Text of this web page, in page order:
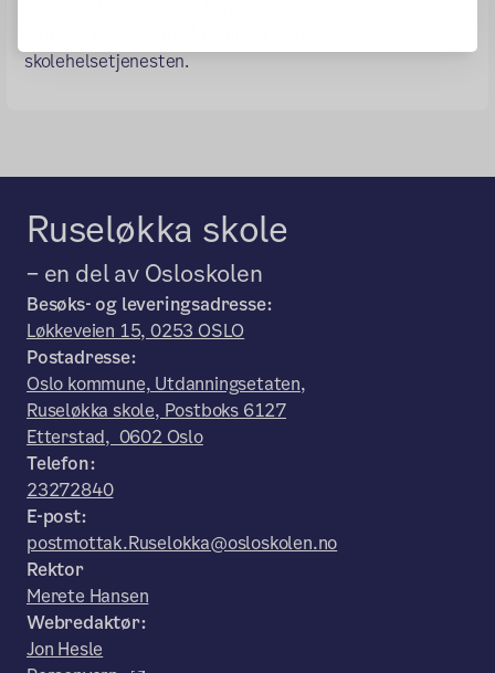
skolehelsetjenesten.
Ruseløkka skole
– en del av Osloskolen
Besøks- og leveringsadresse:
Løkkeveien 15, 0253 OSLO
Postadresse:
Oslo kommune, Utdanningsetaten,
Ruseløkka skole, Postboks 6127
Etterstad, 0602 Oslo
Telefon:
23272840
E-post:
postmottak.Ruselokka@osloskolen.no
Rektor
Merete Hansen
Webredaktør:
Jon Hesle